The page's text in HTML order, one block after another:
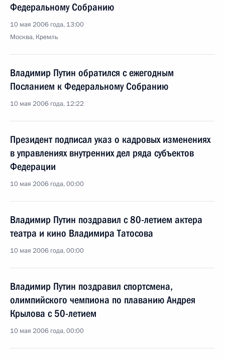
Федеральному Собранию
10 мая 2006 года, 13:00
Москва, Кремль
Владимир Путин обратился с ежегодным
Посланием к Федеральному Собранию
10 мая 2006 года, 12:22
Президент подписал указ о кадровых изменениях
в управлениях внутренних дел ряда субъектов
Федерации
10 мая 2006 года, 00:00
Владимир Путин поздравил с 80-летием актера
театра и кино Владимира Татосова
10 мая 2006 года, 00:00
Владимир Путин поздравил спортсмена,
олимпийского чемпиона по плаванию Андрея
Крылова с 50-летием
10 мая 2006 года, 00:00